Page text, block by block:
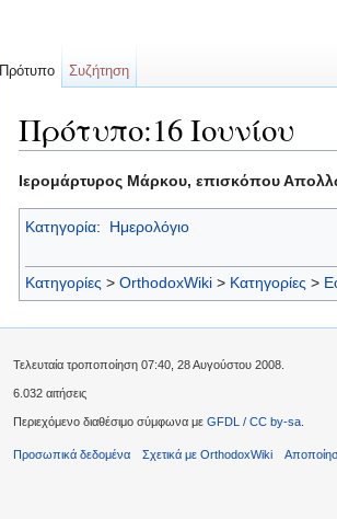
Πρότυπο:16 Ιουνίου
Ιερομάρτυρος Μάρκου, επισκόπου
Κατηγορία: Ημερολόγιο
Κατηγορίες > OrthodoxWiki > Κατηγορίες >
Πρότυπο Συζήτηση
Τελευταία τροποποίηση 07:40, 28 Αυγούστου 2008.
6.032 αιτήσεις
Περιεχόμενο διαθέσιμο σύμφωνα με GFDL / CC by-sa
Προσωπικά δεδομένα Σχετικά με OrthodoxWiki